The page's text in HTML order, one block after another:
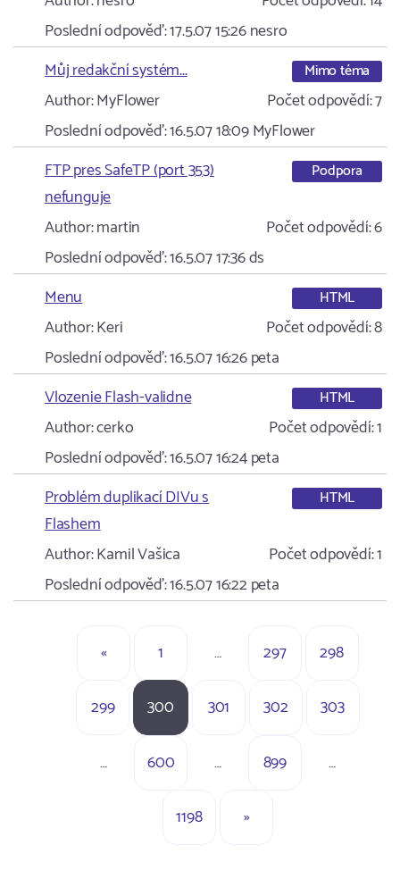
Poslední odpověď:17.5.07 15:26nesro
Můj redakční systém...
Mimo téma
Author:MyFlower Počet odpovědí:7
Poslední odpověď:16.5.07 18:09MyFlower
FTP pres SafeTP (port 353)
nefunguje
Podpora
Author:martin Počet odpovědí:6
Poslední odpověď:16.5.07 17:36ds
Menu
HTML
Author:Keri Počet odpovědí:8
Poslední odpověď:16.5.07 16:26peta
Vlozenie Flash-validne
HTML
Author:cerko Počet odpovědí:1
Poslední odpověď:16.5.07 16:24peta
Problém duplikací DIVu s
Flashem
HTML
Author:Kamil Vašica Počet odpovědí:1
Poslední odpověď:16.5.07 16:22peta
« 1 … 297 298
299 300 301 302 303
… 600 … 899 …
1198 »